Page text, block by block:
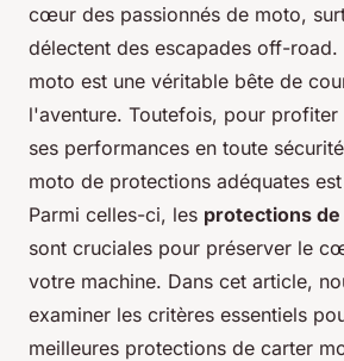
cœur des passionnés de moto,
délectent des escapades off-road.
moto est une véritable bête de
l'aventure. Toutefois, pour profiter
ses performances en toute
moto de protections adéquates
Parmi celles-ci, les protections
sont cruciales pour préserver le
votre machine. Dans cet article,
examiner les critères essentiels
meilleures protections de carter